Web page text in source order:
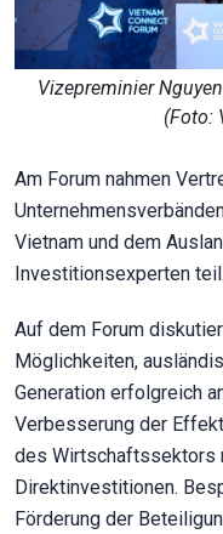
Vizepreminier
(Foto:
Am Forum nahmen
Vietnam und dem
Investitionsexperten teil.
Auf dem Forum
Möglichkeiten,
Generation erfolgreich
Verbesserung der
des Wirtschaftssektors
Direktinvestitionen.
Förderung der